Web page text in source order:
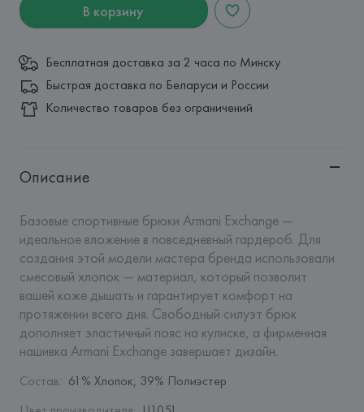
В корзину
Бесплатная доставка за 2 часа по Минску
Быстрая доставка по Беларуси и России
Количество товаров без ограничений
Описание
Базовые спортивные брюки Armani Exchange —
идеальное вложение в повседневный гардероб. Для
создания этой модели мастера бренда использовали
смесовый хлопок — материал, который позволит
вашей коже дышать и гарантирует комфорт на
протяжении всего дня. Свободный силуэт брюк
дополняет эластичный пояс на кулиске, а фирменная
нашивка Armani Exchange завершает дизайн.
Состав: 61% Хлопок, 39% Полиэстер